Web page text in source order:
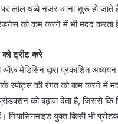
लाल धब्बे नजर आना शुरू हो जाते
को कम करने में भी मदद करता
को ट्रीट करे
मेडिसिन द्वारा प्रकाशित
स्पॉट्स की रंगत को कम करने में
को बढ़ावा देता है, जिससे
नियासिनमाइड युक्त किसी भी